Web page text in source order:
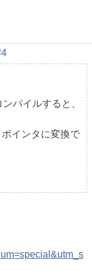
パイルすると、
インタに変換で